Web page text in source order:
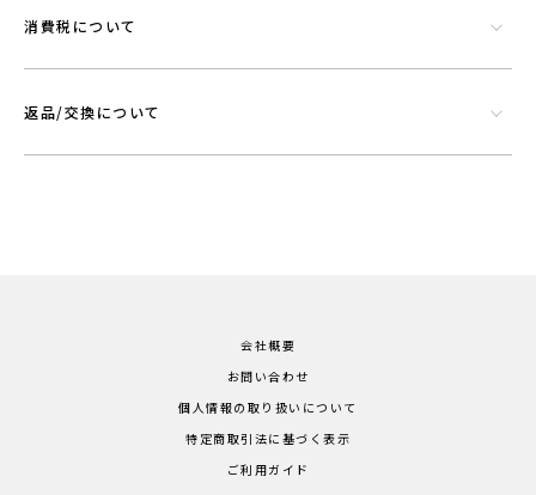
消費税について
返品/交換について
会社概要
お問い合わせ
個人情報の取り扱いについて
特定商取引法に基づく表示
ご利用ガイド